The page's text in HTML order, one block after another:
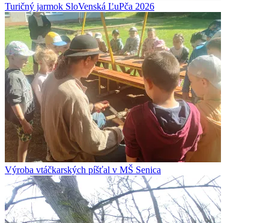
Turičný jarmok SloVenská ĽuPča 2026
Výroba vtáčkarských píšťal v MŠ Senica